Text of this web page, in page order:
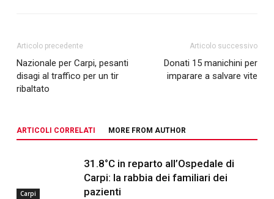
Articolo precedente
Nazionale per Carpi, pesanti
disagi al traffico per un tir
ribaltato
Articolo successivo
Donati 15 manichini per
imparare a salvare vite
ARTICOLI CORRELATI MORE FROM AUTHOR
Carpi
31.8°C in reparto all’Ospedale di
Carpi: la rabbia dei familiari dei
pazienti